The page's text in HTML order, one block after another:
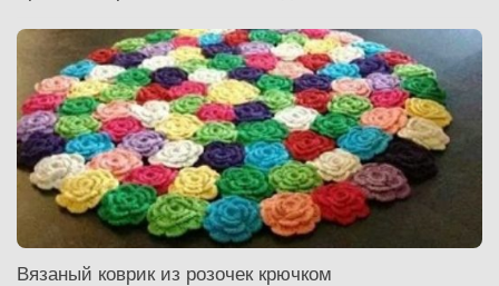
Вязаный коврик из розочек крючком